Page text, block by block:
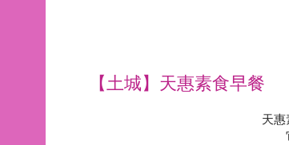
【土城】天惠素食早餐
天惠